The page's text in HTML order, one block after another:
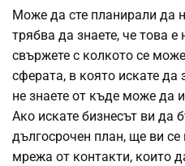
Може да сте планирали да
трябва да знаете, че това
свържете с колкото се
сферата, в която искате да
не знаете от къде може да
Ако искате бизнесът ви да
дългосрочен план, ще ви
мрежа от контакти, които